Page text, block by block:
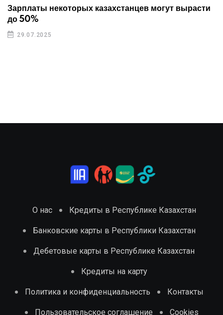
Зарплаты некоторых казахстанцев могут вырасти
до 50%
29.07.2025
О нас Кредиты в Республике Казахстан
Банковские карты в Республики Казахстан
Дебетовые карты в Республике Казахстан
Кредиты на карту
Политика и конфиденциальность Контакты
Пользовательское соглашение Cookies